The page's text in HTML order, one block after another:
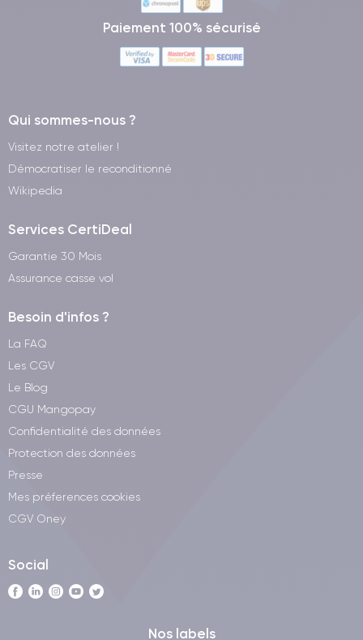
Paiement 100% sécurisé
Qui sommes-nous ?
Visitez notre atelier !
Démocratiser le reconditionné
Wikipedia
Services CertiDeal
Garantie 30 Mois
Assurance casse vol
Besoin d'infos ?
La FAQ
Les CGV
Le Blog
CGU Mangopay
Confidentialité des données
Protection des données
Presse
Mes préferences cookies
CGV Oney
Social
Nos labels